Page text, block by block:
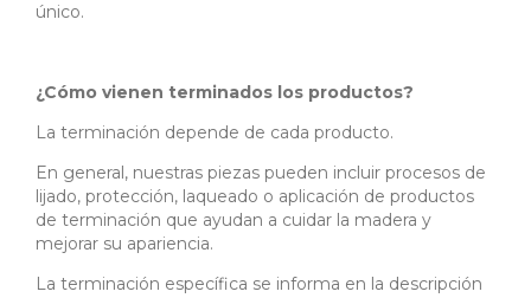
único.
¿Cómo vienen terminados los productos?
La terminación depende de cada producto.
En general, nuestras piezas pueden incluir procesos de
lijado, protección, laqueado o aplicación de productos
de terminación que ayudan a cuidar la madera y
mejorar su apariencia.
La terminación específica se informa en la descripción